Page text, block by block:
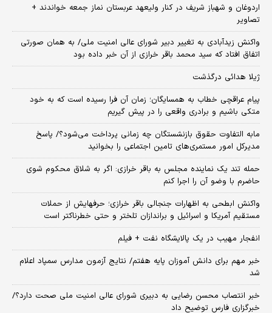
اردوغان و شهباز شریف در کنار ولیعهد عربستان نماز جمعه خواندند +
تصاویر
واکنش زیدآبادی به تغییر دبیر شورای عالی امنیت ملی/ به همان صورتی
اتفاق افتاد که سید محمد باقر خرازی از آن خبر داده بود
ژیلا هدائی درگذشت
پیام عراقچی خطاب به همسایگان؛ زمان آن فرا رسیده است که به خود
متکی باشیم و برادری واقعی را در پیش گیریم
مابه التفاوت حقوق بازنشستگان چه زمانی پرداخت می‌شود؟/ پاسخ
مدیرکل امور مستمری‌های تامین اجتماعی را بخوانید
حمله تند یک نماینده مجلس به باقر خرازی: اگر به شلاق محکوم شوی
حاضرم با وضو آن را اجرا کنم
واکنش ابطحی به اظهارات جنجالی باقر خرازی؛ حرفهایش از حملات
مستقیم آمریکا و اسرائیل و براندازان تلختر و حتی خطرناکتر است
انفجار مهیب در یک پالایشگاه نفت + فیلم
خبر مهم برای دانش آموزان پایه هفتم/ نتایج آزمون مدارس سمپاد اعلام
شد
خبر انتصاب محسن رضایی به دبیری شورای عالی امنیت ملی صحت دارد؟/
خبرگزاری فارس توضیح داد